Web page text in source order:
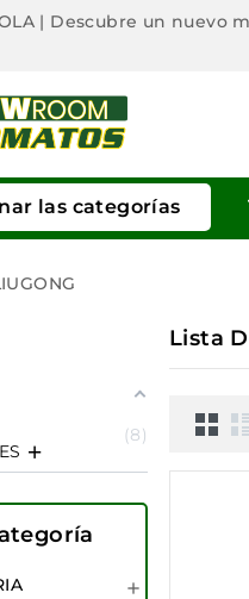
| Descubre un nuevo
las categorías
8

Lista